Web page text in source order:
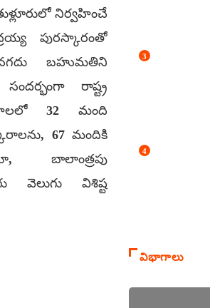
నిర్వహించే
పురస్కారంతో
బహుమతిని
రాష్ట్ర
32 మంది
67 మందికి
బాలాంత్రపు
వెలుగు విశిష్ట
3
4
విభాగాలు